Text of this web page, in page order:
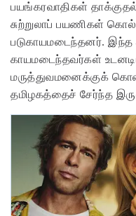
பயங்கரவாதிகள்
சுற்றுலாப் பயணிகள்
படுகாயமடைந்தனர். இந்த
காயமடைந்தவர்கள்
மருத்துவமனைக்குக்
தமிழகத்தைச் சேர்ந்த